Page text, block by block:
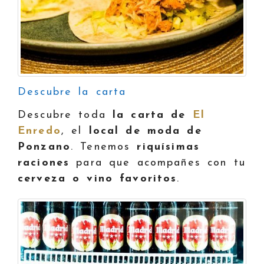
Descubre la carta
Descubre toda la carta de
El
Enredo, el local de moda de
Ponzano . Tenemos
riquísimas
raciones
para que acompañes con tu
cerveza o vino favoritos .